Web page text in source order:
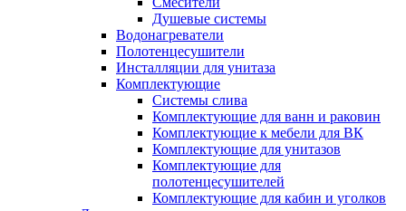
Душевые системы
Водонагреватели
Полотенцесушители
Инсталляции для унитаза
Комплектующие
Системы слива
Комплектующие для ванн и раковин
Комплектующие к мебели для ВК
Комплектующие для унитазов
Комплектующие для
полотенцесушителей
Комплектующие для кабин и уголков